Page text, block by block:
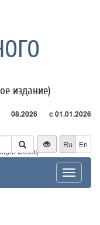
издание)
08.2026 с 01.01.2026
месяц
Ru En
Toggle